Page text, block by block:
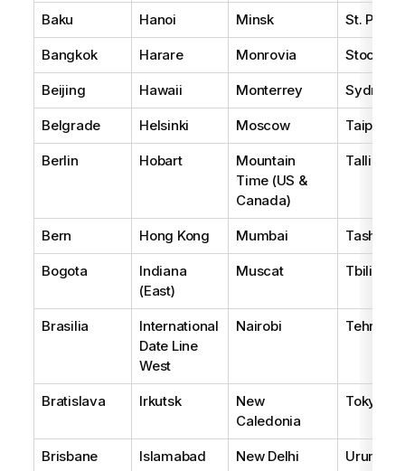
Baku Hanoi Minsk St.
Bangkok Harare Monrovia
Beijing Hawaii Monterrey Sydney
Belgrade Helsinki Moscow Taipei
Berlin Hobart
Mountain
Time (US &
Canada)
Tallinn
Bern Hong Kong Mumbai Tashkent
Bogota
Indiana
(East)
Muscat Tbilisi
Brasilia
International
Date Line
West
Nairobi Tehran
Bratislava Irkutsk
New
Caledonia
Tokyo
Brisbane Islamabad New Delhi Urumqi